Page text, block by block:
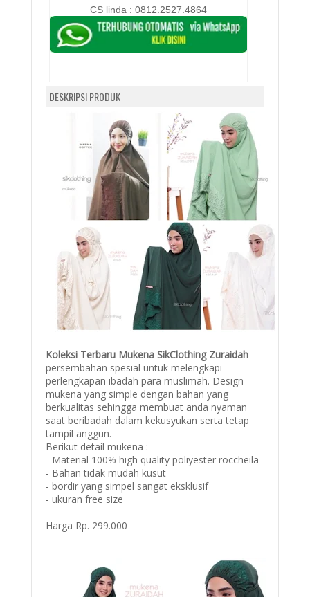
CS linda : 0812.2527.4864
DESKRIPSI PRODUK
Koleksi Terbaru Mukena SikClothing Zuraidah
persembahan spesial untuk melengkapi
perlengkapan ibadah para muslimah. Design
mukena yang simple dengan bahan yang
berkualitas sehingga membuat anda nyaman
saat beribadah dalam kekusyukan serta tetap
tampil anggun.
Berikut detail mukena :
- Material 100% high quality poliyester roccheila
- Bahan tidak mudah kusut
- bordir yang simpel sangat eksklusif
- ukuran free size
Harga Rp. 299.000